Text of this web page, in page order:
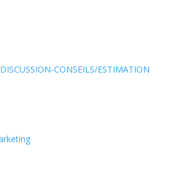
DISCUSSION-CONSEILS/ESTIMATION